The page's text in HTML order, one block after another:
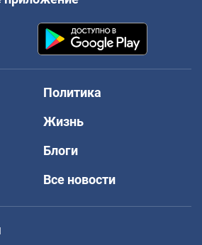
Политика
Жизнь
Блоги
Все новости